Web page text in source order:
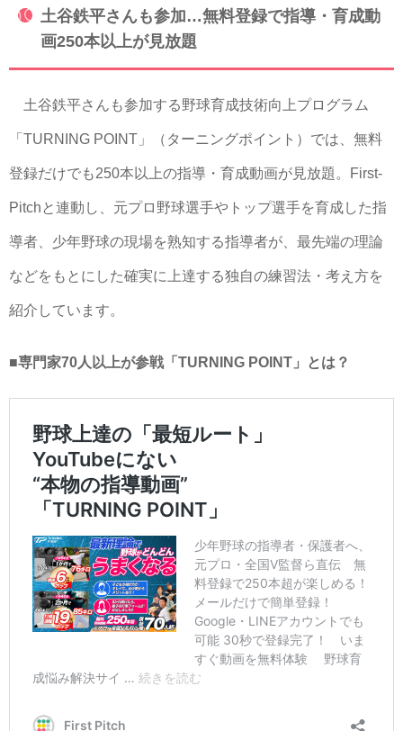
土谷鉄平さんも参加…無料登録で指導・育成動
画250本以上が見放題
土谷鉄平さんも参加する野球育成技術向上プログラム
「TURNING POINT」（ターニングポイント）では、無料
登録だけでも250本以上の指導・育成動画が見放題。First-
Pitchと連動し、元プロ野球選手やトップ選手を育成した指
導者、少年野球の現場を熟知する指導者が、最先端の理論
などをもとにした確実に上達する独自の練習法・考え方を
紹介しています。
■専門家70人以上が参戦「TURNING POINT」とは？